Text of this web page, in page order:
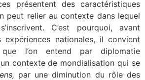
présentent des caractéristiques
peut relier au contexte dans lequel
C’est pourquoi, avant
expériences nationales, il convient
l’on entend par diplomatie
contexte de mondialisation qui se
par une diminution du rôle des